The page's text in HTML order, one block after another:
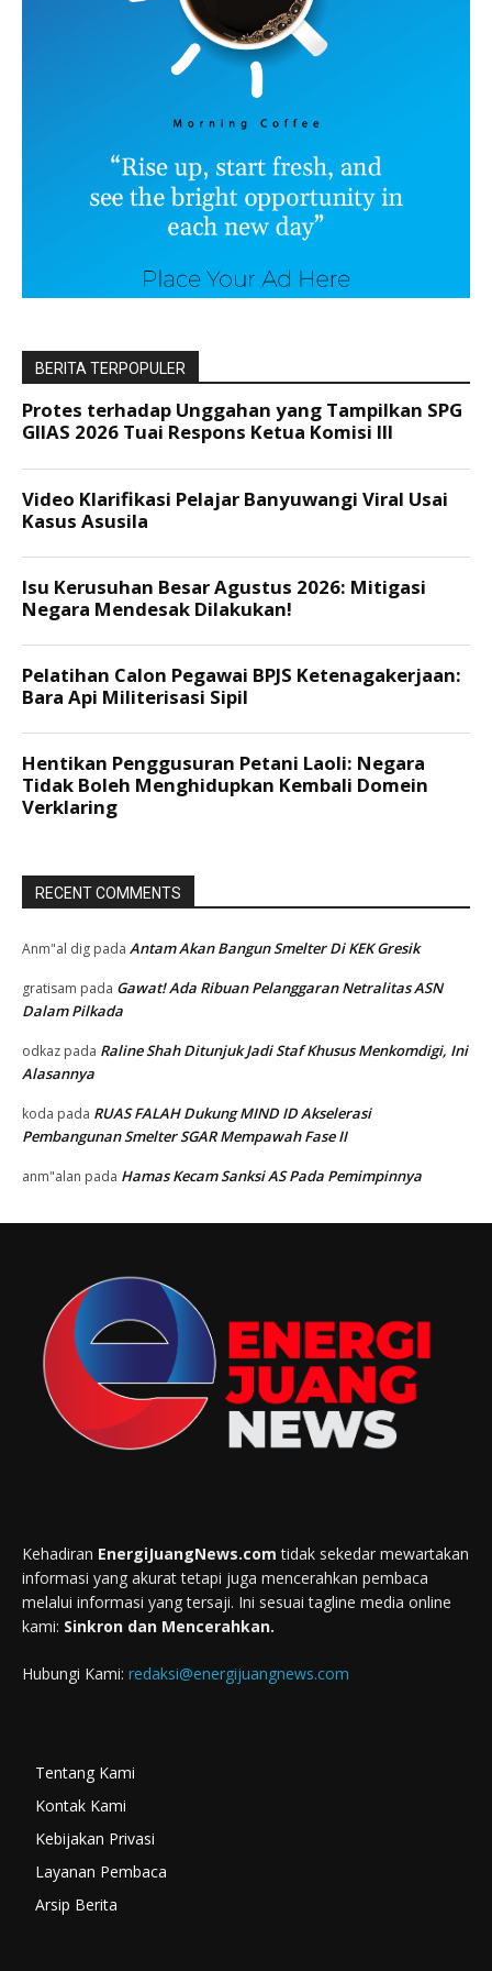
BERITA TERPOPULER
RECENT COMMENTS
Anm"al dig pada Antam Akan Bangun Smelter Di KEK Gresik
gratisam pada Gawat! Ada Ribuan Pelanggaran Netralitas ASN
Dalam Pilkada
odkaz pada Raline Shah Ditunjuk Jadi Staf Khusus Menkomdigi, Ini
Alasannya
koda pada RUAS FALAH Dukung MIND ID Akselerasi
Pembangunan Smelter SGAR Mempawah Fase II
anm"alan pada Hamas Kecam Sanksi AS Pada Pemimpinnya
Kehadiran EnergiJuangNews.com tidak sekedar mewartakan
informasi yang akurat tetapi juga mencerahkan pembaca
melalui informasi yang tersaji. Ini sesuai tagline media online
kami: Sinkron dan Mencerahkan.
Hubungi Kami: redaksi@energijuangnews.com
Tentang Kami
Kontak Kami
Kebijakan Privasi
Layanan Pembaca
Arsip Berita